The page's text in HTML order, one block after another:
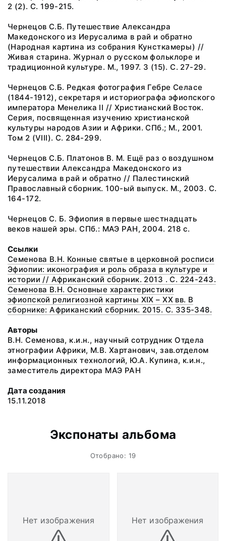
2 (2). C. 199-215.
Чернецов С.Б. Путешествие Александра
Македонского из Иерусалима в рай и обратно
(Народная картина из собрания Кунсткамеры) //
Живая старина. Журнал о русском фольклоре и
традиционной культуре. М., 1997. 3 (15). С. 27-29.
Чернецов С.Б. Редкая фотография Гебре Селасе
(1844-1912), секретаря и историографа эфиопского
императора Менелика II // Христианский Восток.
Серия, посвященная изучению христианской
культуры народов Азии и Африки. СПб.; М., 2001.
Том 2 (VIII). С. 284-299.
Чернецов С.Б. Платонов В. М. Ещё раз о воздушном
путешествии Александра Македонского из
Иерусалима в рай и обратно // Палестинский
Православный сборник. 100-ый выпуск. М., 2003. С.
164-172.
Чернецов С. Б. Эфиопия в первые шестнадцать
веков нашей эры. СПб.: МАЭ РАН, 2004. 218 с.
Ссылки
Семенова В.Н. Конные святые в церковной росписи
Эфиопии: иконография и роль образа в культуре и
истории // Африканский сборник. 2013 . С. 224-243.
Семенова В.Н. Основные характеристики
эфиопской религиозной картины XIX – XX вв. В
сборнике: Африканский сборник. 2015. С. 335-348.
Авторы
В.Н. Семенова, к.и.н., научный сотрудник Отдела
этнографии Африки, М.В. Хартанович, зав.отделом
информационных технологий, Ю.А. Купина, к.и.н.,
заместитель директора МАЭ РАН
Дата создания
15.11.2018
Экспонаты альбома
Отобрано: 19
Нет изображения Нет изображения